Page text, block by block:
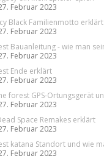
Februar 2023
Black Familienmotto erklärt
Februar 2023
Bauanleitung - wie man
Februar 2023
Ende erklärt
Februar 2023
forest GPS-Ortungsgerät
Februar 2023
Space Remakes erklärt
Februar 2023
katana Standort und wie
Februar 2023